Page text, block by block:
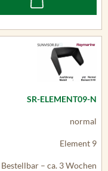
SR-ELEMENT09-N
normal
Element 9
Bestellbar – ca. 3 Wochen